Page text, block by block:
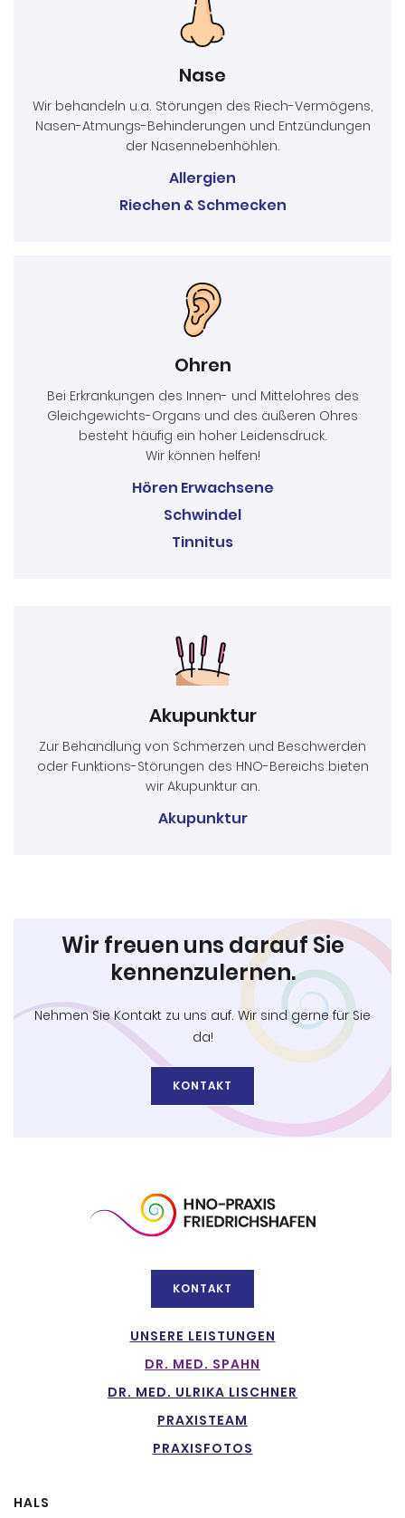
Nase
Wir behandeln u.a. Störungen des Riech-Vermögens,
Nasen-Atmungs-Behinderungen und Entzündungen
der Nasennebenhöhlen.
Allergien
Riechen & Schmecken
Ohren
Bei Erkrankungen des Innen- und Mittelohres des
Gleichgewichts-Organs und des äußeren Ohres
besteht häufig ein hoher Leidensdruck.
Wir können helfen!
Hören Erwachsene
Schwindel
Tinnitus
Akupunktur
Zur Behandlung von Schmerzen und Beschwerden
oder Funktions-Störungen des HNO-Bereichs bieten
wir Akupunktur an.
Akupunktur
Wir freuen uns darauf Sie
kennenzulernen.
Nehmen Sie Kontakt zu uns auf. Wir sind gerne für Sie
da!
KONTAKT
KONTAKT
UNSERE LEISTUNGEN
DR. MED. SPAHN
DR. MED. ULRIKA LISCHNER
PRAXISTEAM
PRAXISFOTOS
HALS